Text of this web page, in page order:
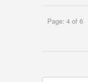
Page: 4 of 6